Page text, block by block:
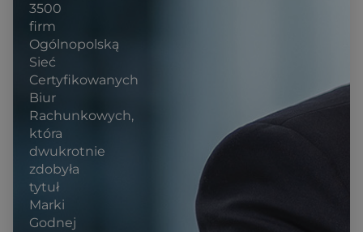
3500
firm
Ogólnopolską
Sieć
Certyfikowanych
Biur
Rachunkowych,
która
dwukrotnie
zdobyła
tytuł
Marki
Godnej